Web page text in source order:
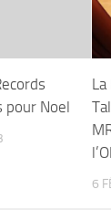
pour Noel
6